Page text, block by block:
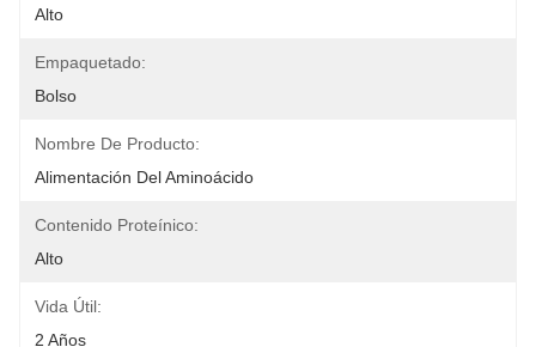
Alto
Empaquetado:
Bolso
Nombre De Producto:
Alimentación Del Aminoácido
Contenido Proteínico:
Alto
Vida Útil:
2 Años